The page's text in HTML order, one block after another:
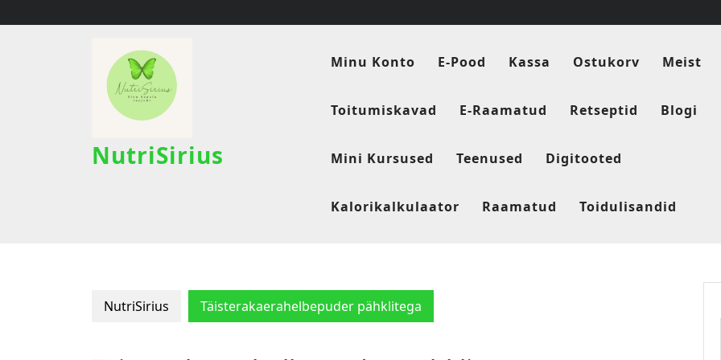
to
NutriSirius
Minu Konto E-Pood Kassa Ostukorv Meist
Toitumiskavad E-Raamatud Retseptid Blogi
Mini Kursused Teenused Digitooted
Kalorikalkulaator Raamatud Toidulisandid
NutriSirius Täisterakaerahelbepuder pähklitega